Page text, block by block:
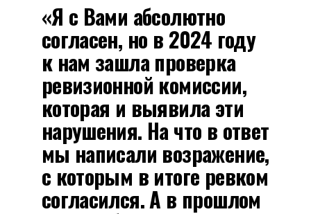
«Я с Вами абсолютно
согласен, но в 2024 году
к нам зашла проверка
ревизионной комиссии,
которая и выявила эти
нарушения. На что в ответ
мы написали возражение,
с которым в итоге ревком
согласился. А в прошлом